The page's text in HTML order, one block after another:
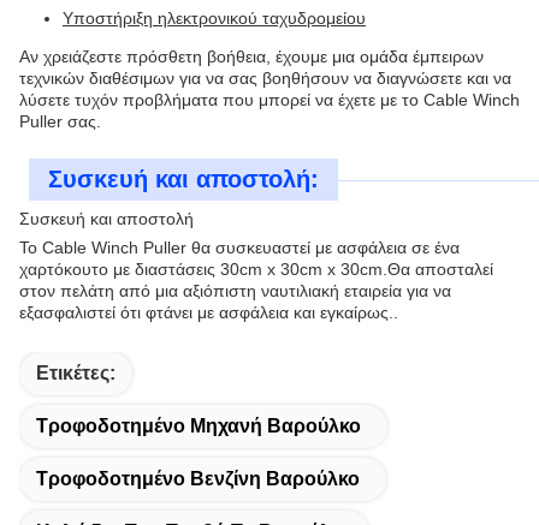
Υποστήριξη ηλεκτρονικού ταχυδρομείου
Αν χρειάζεστε πρόσθετη βοήθεια, έχουμε μια ομάδα έμπειρων
τεχνικών διαθέσιμων για να σας βοηθήσουν να διαγνώσετε και να
λύσετε τυχόν προβλήματα που μπορεί να έχετε με το Cable Winch
Puller σας.
Συσκευή και αποστολή:
Συσκευή και αποστολή
Το Cable Winch Puller θα συσκευαστεί με ασφάλεια σε ένα
χαρτόκουτο με διαστάσεις 30cm x 30cm x 30cm.Θα αποσταλεί
στον πελάτη από μια αξιόπιστη ναυτιλιακή εταιρεία για να
εξασφαλιστεί ότι φτάνει με ασφάλεια και εγκαίρως..
Ετικέτες:
Τροφοδοτημένο Μηχανή Βαρούλκο
Τροφοδοτημένο Βενζίνη Βαρούλκο